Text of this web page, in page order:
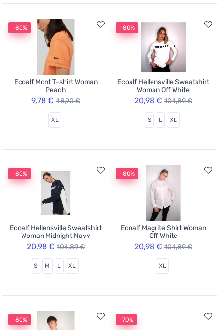
-80%
Ecoalf Mont T-shirt Woman
Peach
9,78 € 48,90 €
XL
-80%
Ecoalf Hellensville Sweatshirt
Woman Off White
20,98 € 104,89 €
S L XL
-80%
Ecoalf Hellensville Sweatshirt
Woman Midnight Navy
20,98 € 104,89 €
S M L XL
-80%
Ecoalf Magrite Shirt Woman
Off White
20,98 € 104,89 €
XL
-80% -70%